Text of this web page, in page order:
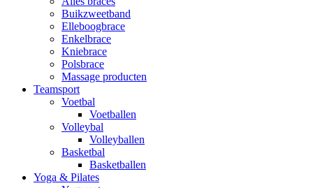
Buikzweetband
Elleboogbrace
Enkelbrace
Kniebrace
Polsbrace
Massage producten
Teamsport
Voetbal
Voetballen
Volleybal
Volleyballen
Basketbal
Basketballen
Yoga & Pilates